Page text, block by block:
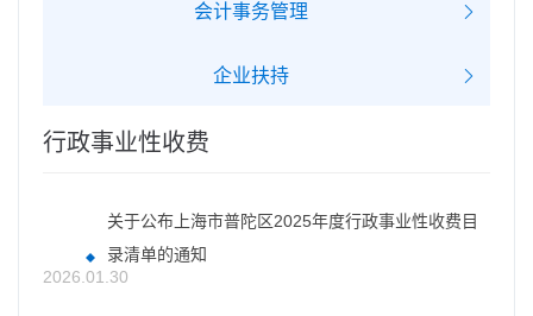
会计事务管理
企业扶持
行政事业性收费
关于公布上海市普陀区2025年度行政事业性收费目
录清单的通知
2026.01.30